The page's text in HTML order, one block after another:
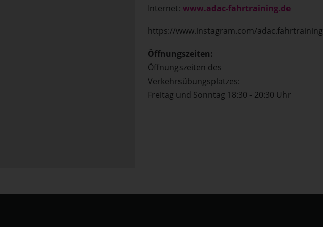
Internet: www.adac-fahrtraining.de
https://www.instagram.com/adac.fahrtraining
Öffnungszeiten:
Öffnungszeiten des
Verkehrsübungsplatzes:
Freitag und Sonntag 18:30 - 20:30 Uhr